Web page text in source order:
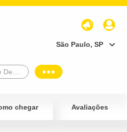
São Paulo, SP
chegar Avaliações